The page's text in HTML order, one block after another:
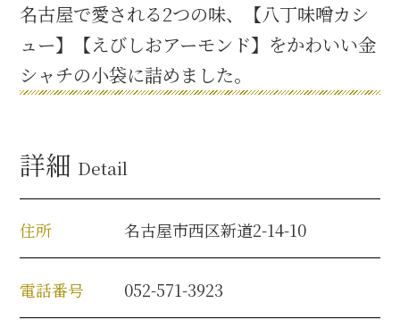
信長関連 史跡 一覧
信長グルメ・土産一覧
徳川家康と名古屋の関係
家康関連 史跡 一覧
家康グルメ・土産 一覧
名古屋で愛される2つの味、【八丁味噌カシ
ュー】【えびしおアーモンド】をかわいい金
シャチの小袋に詰めました。
詳細 Detail
住所 名古屋市西区新道2-14-10
電話番号 052-571-3923